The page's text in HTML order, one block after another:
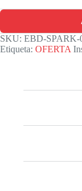
SKU: EBD-SPARK-
Etiqueta: OFERTA